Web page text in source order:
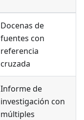
Docenas de
fuentes con
referencia
cruzada
Informe de
investigación con
múltiples